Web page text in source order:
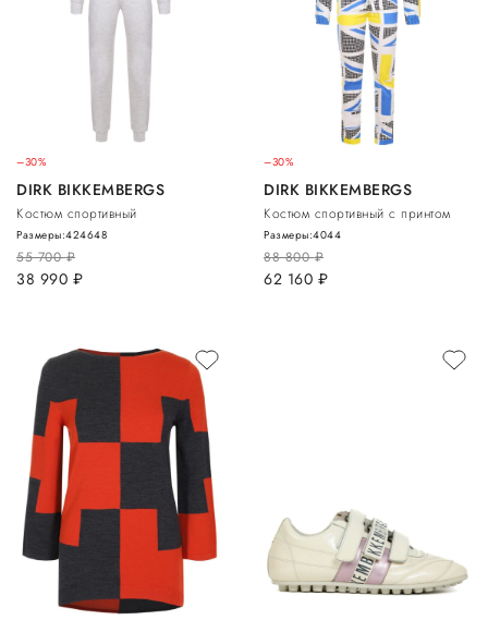
–30%
DIRK BIKKEMBERGS
Костюм спортивный
55 700руб.
38 990 руб.
Размеры:424648
–30%
DIRK BIKKEMBERGS
Костюм спортивный с принтом
88 800руб.
62 160 руб.
Размеры:4044